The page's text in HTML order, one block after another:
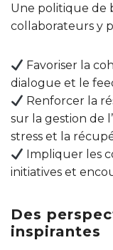
Une politique de
collaborateurs y
Favoriser la
dialogue et le
Renforcer la
sur la gestion de
stress et la
Impliquer les
initiatives et
Des
inspirantes